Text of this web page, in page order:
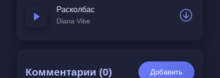
Расколбас
Diana Vibe
Комментарии (0) Добавить